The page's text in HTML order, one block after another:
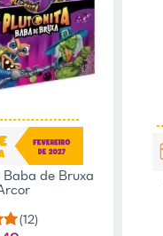
de Bruxa
(12)